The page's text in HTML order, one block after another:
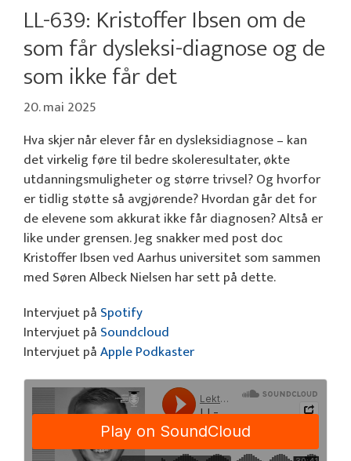
LL-639: Kristoffer Ibsen om de
som får dysleksi-diagnose og de
som ikke får det
20. mai 2025
Hva skjer når elever får en dysleksidiagnose – kan
det virkelig føre til bedre skoleresultater, økte
utdanningsmuligheter og større trivsel? Og hvorfor
er tidlig støtte så avgjørende? Hvordan går det for
de elevene som akkurat ikke får diagnosen? Altså er
like under grensen. Jeg snakker med post doc
Kristoffer Ibsen ved Aarhus universitet som sammen
med Søren Albeck Nielsen har sett på dette.
Intervjuet på Spotify
Intervjuet på Soundcloud
Intervjuet påApple Podkaster